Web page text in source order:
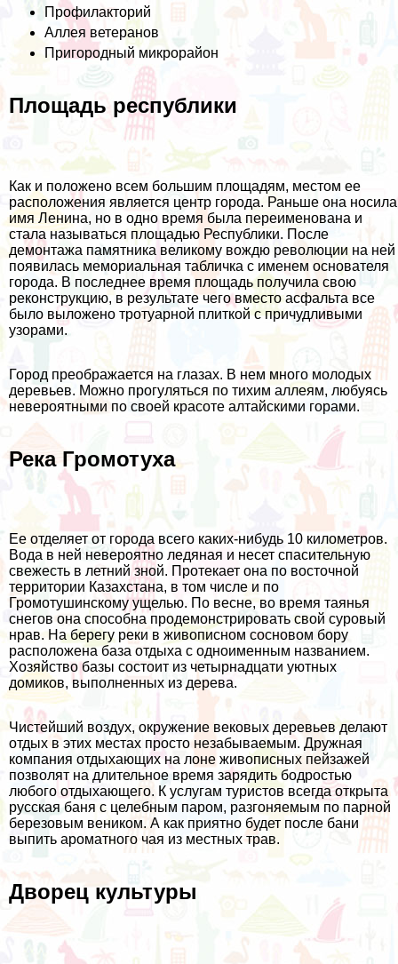
Профилакторий
Аллея ветеранов
Пригородный микрорайон
Площадь республики
Как и положено всем большим площадям, местом ее
расположения является центр города. Раньше она носила
имя Ленина, но в одно время была переименована и
стала называться площадью Республики. После
демонтажа памятника великому вождю революции на ней
появилась мемориальная табличка с именем основателя
города. В последнее время площадь получила свою
реконструкцию, в результате чего вместо асфальта все
было выложено тротуарной плиткой с причудливыми
узорами.
Город преображается на глазах. В нем много молодых
деревьев. Можно прогуляться по тихим аллеям, любуясь
невероятными по своей красоте алтайскими горами.
Река Громотуха
Ее отделяет от города всего каких-нибудь 10 километров.
Вода в ней невероятно ледяная и несет спасительную
свежесть в летний зной. Протекает она по восточной
территории Казахстана, в том числе и по
Громотушинскому ущелью. По весне, во время таянья
снегов она способна продемонстрировать свой суровый
нрав. На берегу реки в живописном сосновом бору
расположена база отдыха с одноименным названием.
Хозяйство базы состоит из четырнадцати уютных
домиков, выполненных из дерева.
Чистейший воздух, окружение вековых деревьев делают
отдых в этих местах просто незабываемым. Дружная
компания отдыхающих на лоне живописных пейзажей
позволят на длительное время зарядить бодростью
любого отдыхающего. К услугам туристов всегда открыта
русская баня с целебным паром, разгоняемым по парной
березовым веником. А как приятно будет после бани
выпить ароматного чая из местных трав.
Дворец культуры